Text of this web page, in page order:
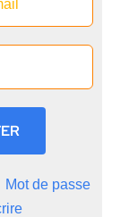
Mot de passe